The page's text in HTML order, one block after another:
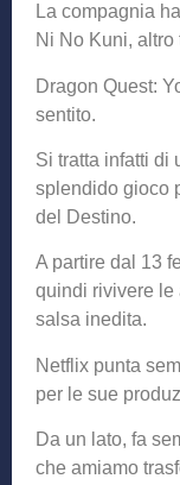
La compagnia
Ni No Kuni,
Dragon Quest:
sentito.
Si tratta infatti di
splendido gioco
del Destino.
A partire dal 13
quindi rivivere le
salsa inedita.
Netflix punta
per le sue
Da un lato, fa
che amiamo